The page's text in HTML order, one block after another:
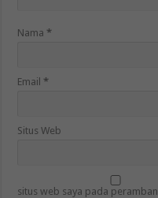
Nama*
Email*
Situs Web
situs web saya pada